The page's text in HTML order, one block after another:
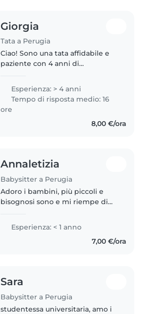
Giorgia
Tata a Perugia
Ciao! Sono una tata affidabile e
paziente con 4 anni di
prescolare, scolari e bambini
piccoli. Adoro disegnare, leggere
e giocare con i bambini. Sono..
Esperienza: > 4 anni
Tempo di risposta medio: 16
ore
8,00 €/ora
Annaletizia
Babysitter a Perugia
Adoro i bambini, più piccoli e
bisognosi sono e mi riempe di
del tempo con loro e dargli tutto
ciò che mi è possibile (assistenza
Esperienza: < 1 anno
7,00 €/ora
Sara
Babysitter a Perugia
studentessa universitaria, amo i